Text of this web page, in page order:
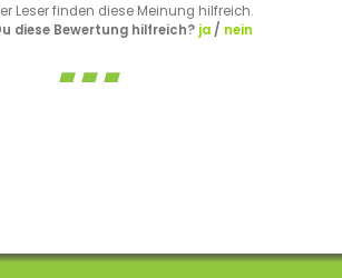
Leser finden diese Meinung hilfreich.
diese Bewertung hilfreich? ja/ nein